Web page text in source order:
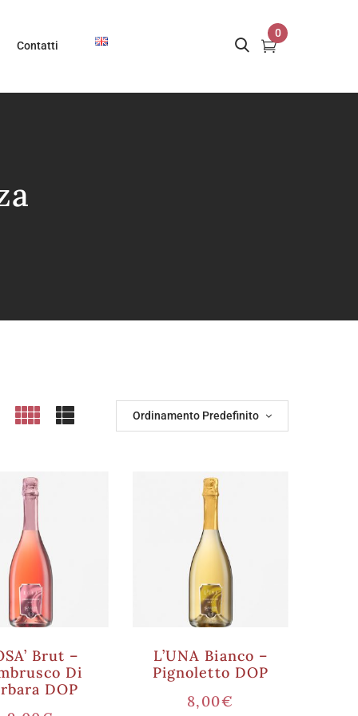
Contatti
0
Ordinamento Predefinito
Brut –
Di
DOP
L’UNA Bianco –
Pignoletto DOP
8,00€